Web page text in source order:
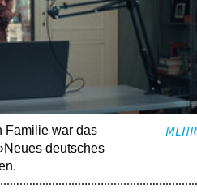
Familie war das
deutsches
MEHR